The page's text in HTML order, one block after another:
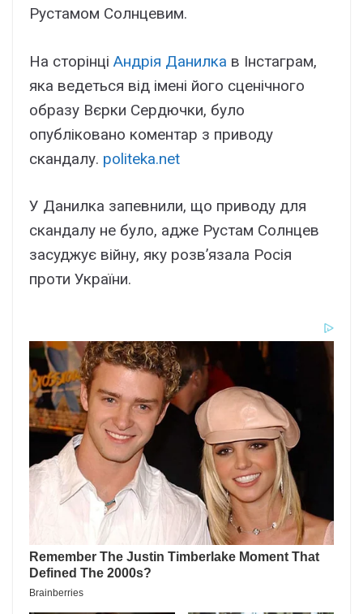
Рустамом Солнцевим.
На сторінці Андрія Данилка в Інстаграм,
яка ведеться від імені його сценічного
образу Вєрки Сердючки, було
опубліковано коментар з приводу
скандалу. politeka.net
У Данилка запевнили, що приводу для
скандалу не було, адже Рустам Солнцев
засуджує війну, яку розв’язала Росія
проти України.